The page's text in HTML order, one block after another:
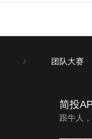
/ 团队大赛
简投
跟牛人